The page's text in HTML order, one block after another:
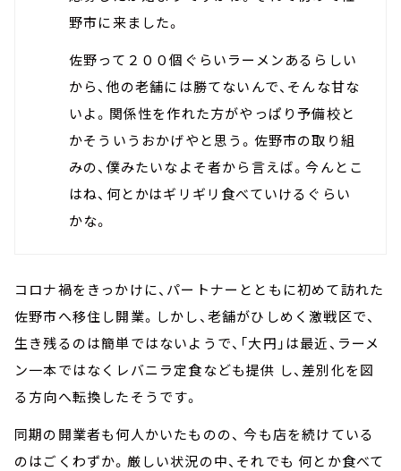
野市に来ました。
佐野って２００個ぐらいラーメンあるらしい
から、他の老舗には勝てないんで、そんな甘な
いよ。関係性を作れた方がやっぱり予備校と
かそういうおかげやと思う。佐野市の取り組
みの、僕みたいなよそ者から言えば。今んとこ
はね、何とかはギリギリ食べていけるぐらい
かな。
コロナ禍をきっかけに、パートナーとともに初めて訪れた
佐野市へ移住し開業。しかし、老舗がひしめく激戦区で、
生き残るのは簡単ではないようで、「大円」は最近、ラーメ
ン一本ではなくレバニラ定食なども提供 し、差別化を図
る方向へ転換したそうです。
同期の開業者も何人かいたものの、 今も店を続けている
のはごくわずか。厳しい状況の中、それでも 何とか食べて